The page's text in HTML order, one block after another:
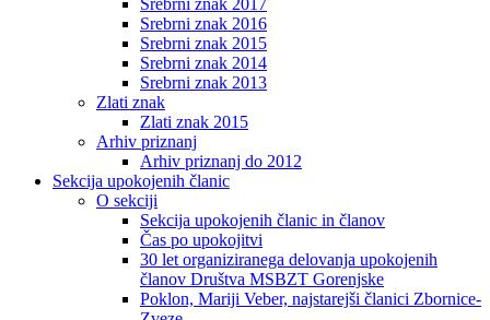
Srebrni znak 2017
Srebrni znak 2016
Srebrni znak 2015
Srebrni znak 2014
Srebrni znak 2013
Zlati znak
Zlati znak 2015
Arhiv priznanj
Arhiv priznanj do 2012
Sekcija upokojenih članic
O sekciji
Sekcija upokojenih članic in članov
Čas po upokojitvi
30 let organiziranega delovanja upokojenih
članov Društva MSBZT Gorenjske
Poklon, Mariji Veber, najstarejši članici Zbornice-